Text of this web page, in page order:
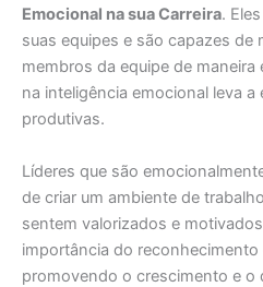
Emocional na sua Carreira.
suas equipes e são capazes de
membros da equipe de maneira
na inteligência emocional leva
produtivas.
Líderes que são
de criar um ambiente de
sentem valorizados e
importância do
promovendo o crescimento e o